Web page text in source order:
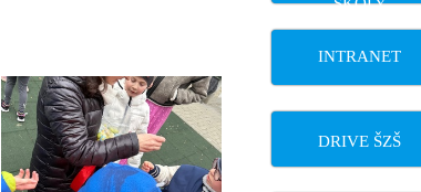
INTRANET
DRIVE ŠZŠ